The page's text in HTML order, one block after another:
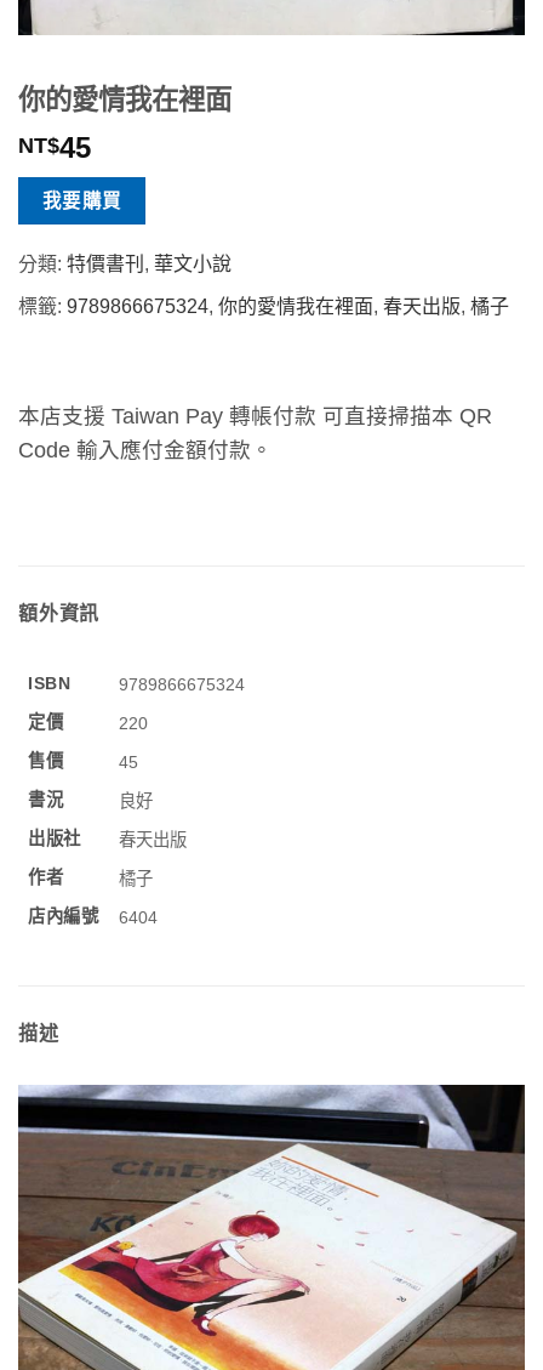
你的愛情我在裡面
NT$45
我要購買
分類: 特價書刊 , 華文小說
標籤: 9789866675324, 你的愛情我在裡面, 春天出版, 橘子
本店支援 Taiwan Pay 轉帳付款 可直接掃描本 QR
Code 輸入應付金額付款。
額外資訊
ISBN
9789866675324
定價
220
售價
45
書況
良好
出版社
春天出版
作者
橘子
店內編號
6404
描述